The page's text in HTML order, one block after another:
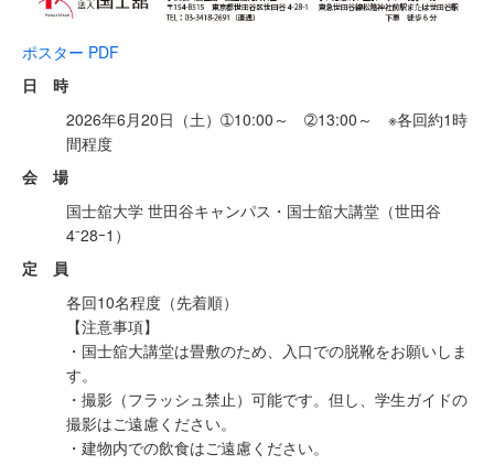
ポスター PDF
日 時
2026年6月20日（土）➀10:00～ ➁13:00～ ※各回約1時
間程度
会 場
国士舘大学 世田谷キャンパス・国士舘大講堂（世田谷
4⁻28ｰ1）
定 員
各回10名程度（先着順）
【注意事項】
・国士舘大講堂は畳敷のため、入口での脱靴をお願いしま
す。
・撮影（フラッシュ禁止）可能です。但し、学生ガイドの
撮影はご遠慮ください。
・建物内での飲食はご遠慮ください。